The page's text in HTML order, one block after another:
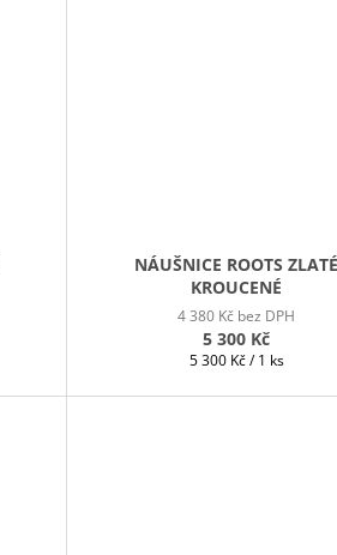
NÁUŠNICE ROOTS
KROUCENÉ
4 380 Kč bez DPH
5 300 Kč
Měrná
5 300 Kč / 1 ks